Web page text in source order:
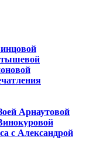
Арнаутовой
с Александрой